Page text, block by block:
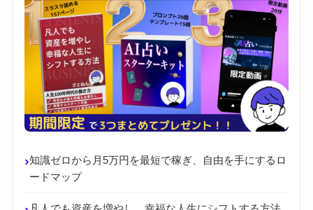
›知識ゼロから月5万円を最短で稼ぎ、自由を手にするロ
ードマップ